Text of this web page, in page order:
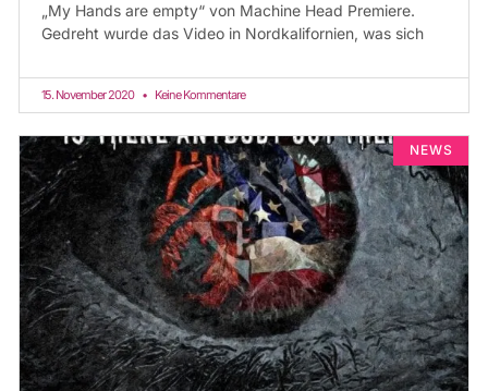
„My Hands are empty“ von Machine Head Premiere.
Gedreht wurde das Video in Nordkalifornien, was sich
15. November 2020 Keine Kommentare
NEWS